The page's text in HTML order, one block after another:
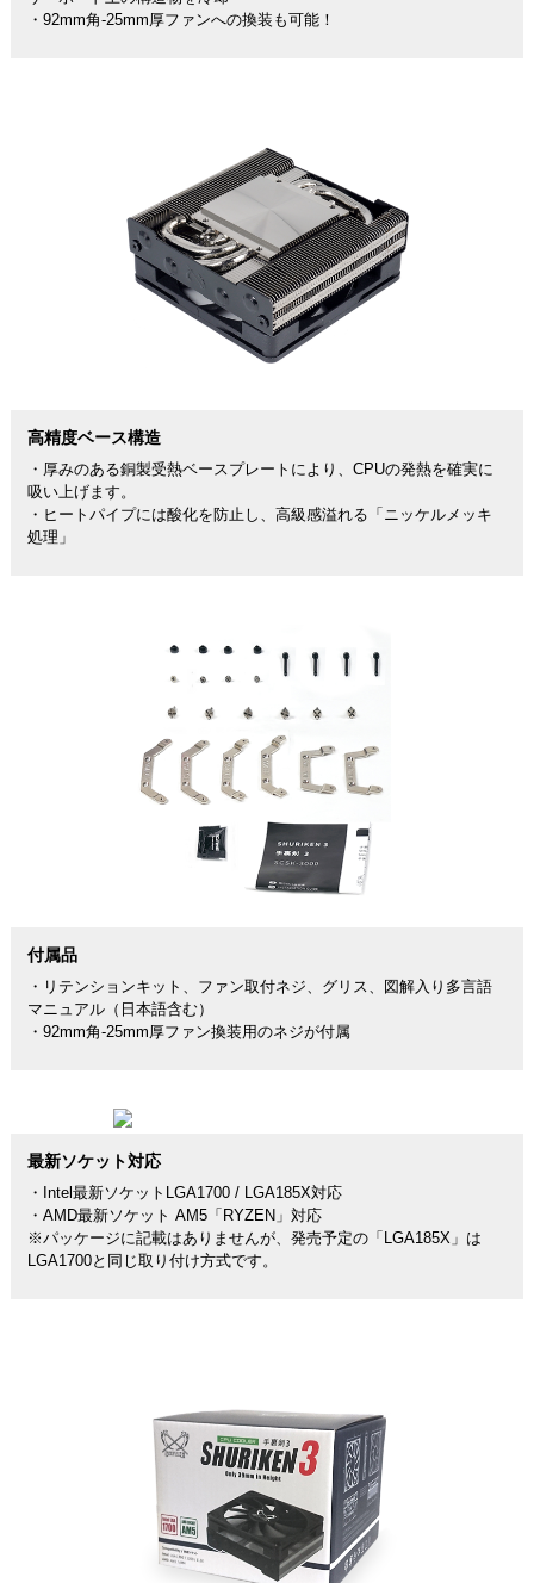
・92mm角-25mm厚ファンへの換装も可能！
高精度ベース構造
・厚みのある銅製受熱ベースプレートにより、CPUの発熱を確実に
吸い上げます。
・ヒートパイプには酸化を防止し、高級感溢れる「ニッケルメッキ
処理」
付属品
・リテンションキット、ファン取付ネジ、グリス、図解入り多言語
マニュアル（日本語含む）
・92mm角-25mm厚ファン換装用のネジが付属
最新ソケット対応
・Intel最新ソケットLGA1700 / LGA185X対応
・AMD最新ソケット AM5「RYZEN」対応
※パッケージに記載はありませんが、発売予定の「LGA185X」は
LGA1700と同じ取り付け方式です。